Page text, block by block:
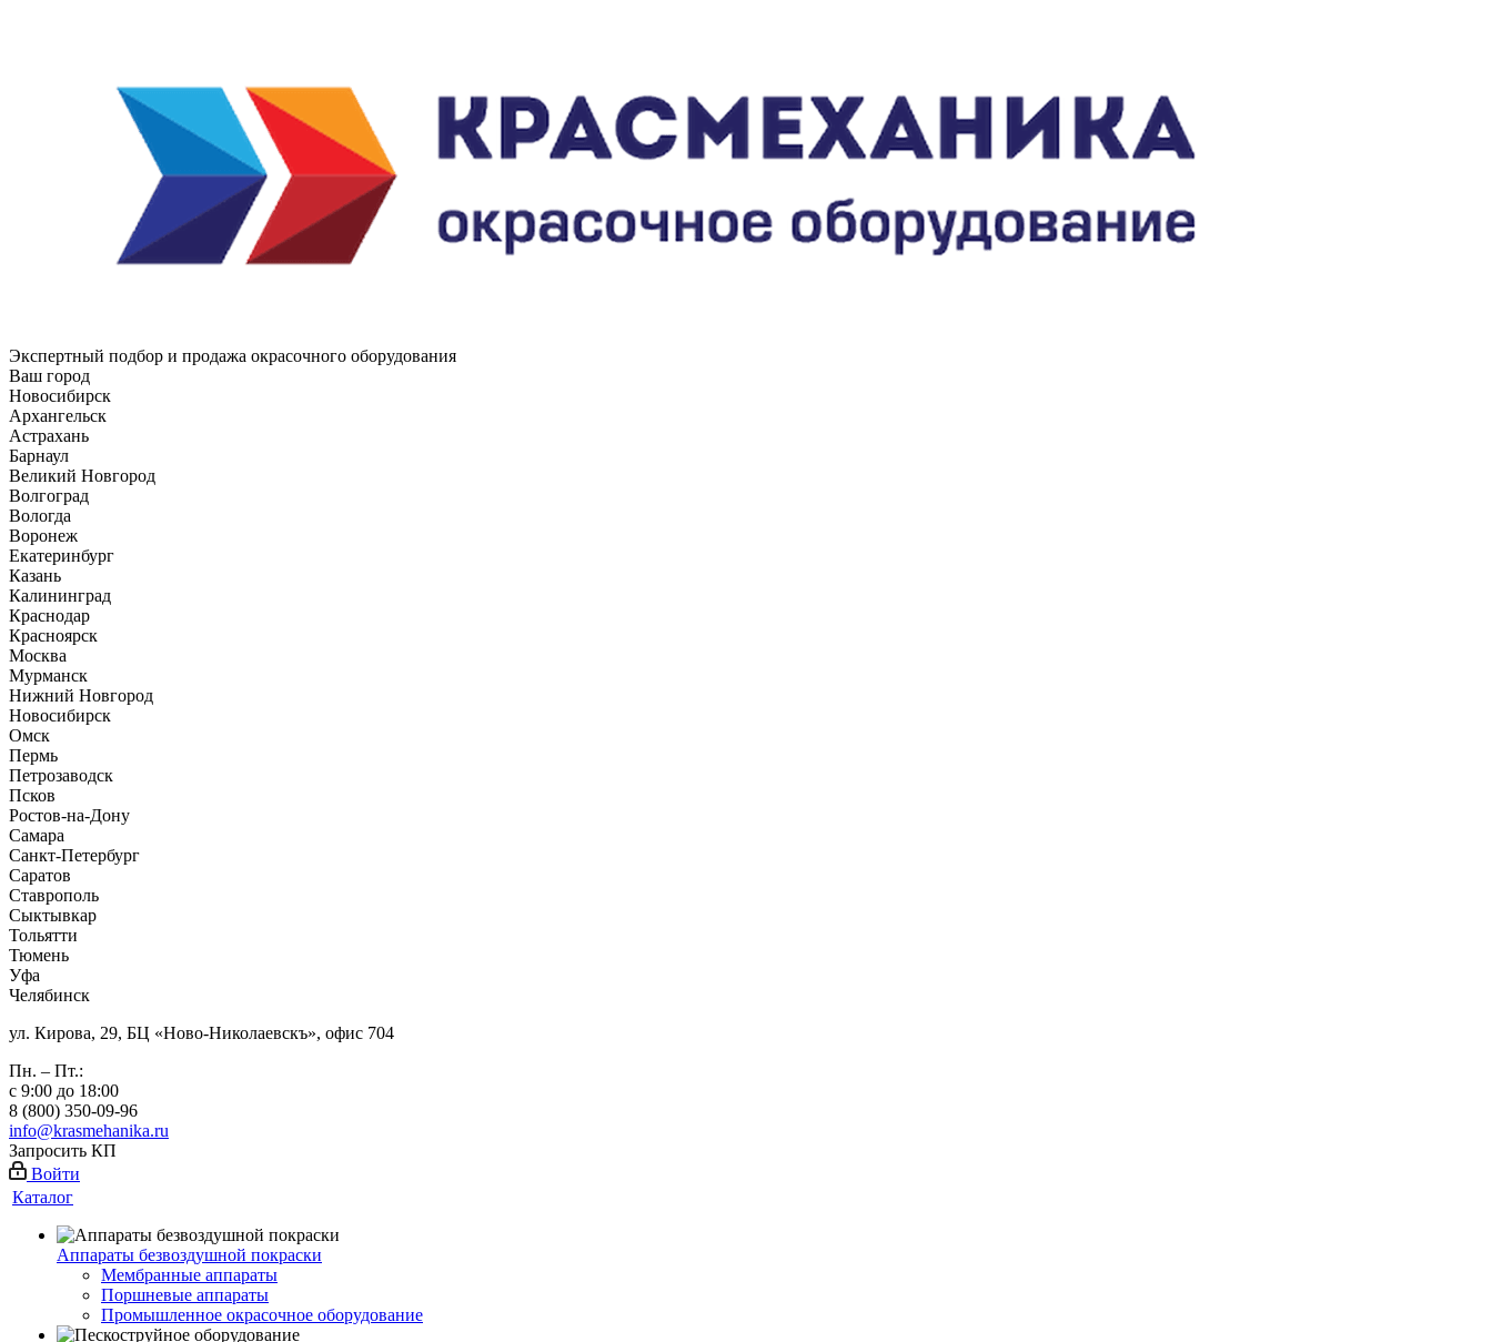
Экспертный подбор и продажа окрасочного оборудования
Ваш город
Новосибирск
Архангельск
Астрахань
Барнаул
Великий Новгород
Волгоград
Вологда
Воронеж
Екатеринбург
Казань
Калининград
Краснодар
Красноярск
Москва
Мурманск
Нижний Новгород
Новосибирск
Омск
Пермь
Петрозаводск
Псков
Ростов-на-Дону
Самара
Санкт-Петербург
Саратов
Ставрополь
Сыктывкар
Тольятти
Тюмень
Уфа
Челябинск
ул. Кирова, 29, БЦ «Ново-Николаевскъ», офис 704
Пн. – Пт.:
с 9:00 до 18:00
8 (800) 350-09-96
info@krasmehanika.ru
Запросить КП
Войти
Каталог
Аппараты безвоздушной покраски
Мембранные аппараты
Поршневые аппараты
Промышленное окрасочное оборудование